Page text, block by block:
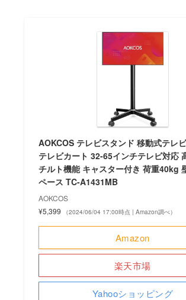
AOKCOS テレビスタンド 移動式テレ
テレビカート 32-65インチテレビ対応
チルト機能 キャスター付き 荷重40kg
ペース TC-A1431MB
AOKCOS
¥5,399
（2024/06/04 17:00時点 | Amazon調べ）
Amazon
楽天市場
Yahooショッピング